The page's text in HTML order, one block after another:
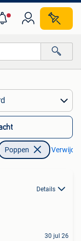
Poppen
Details
30 jul 26